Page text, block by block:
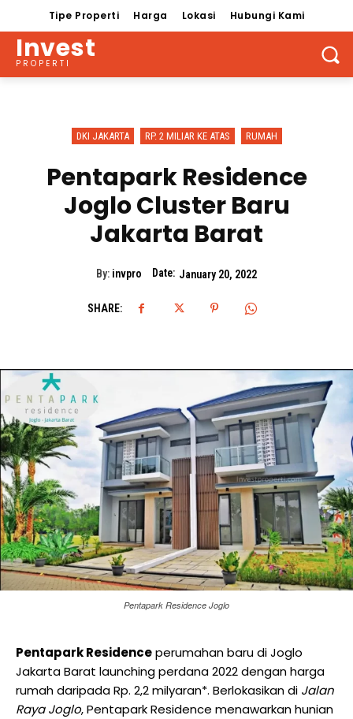
Tipe Properti Harga Lokasi Hubungi Kami
Invest
PROPERTI
DKI JAKARTA RP. 2 MILIAR KE ATAS RUMAH
Pentapark Residence
Joglo Cluster Baru
Jakarta Barat
By: invpro Date: January 20, 2022
SHARE:
Pentapark Residence Joglo
Pentapark Residenceperumahan baru di Joglo
Jakarta Barat launching perdana 2022 dengan harga
rumah daripada Rp. 2,2 milyaran*. Berlokasikan di Jalan
Raya Joglo, Pentapark Residence menawarkan hunian